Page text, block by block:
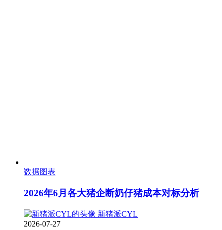
数据图表
2026年6月各大猪企断奶仔猪成本对标分析
新猪派CYL
2026-07-27